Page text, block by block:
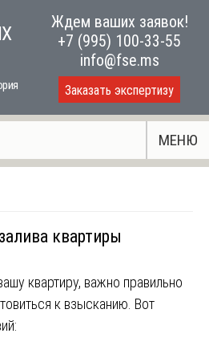
Ждем ваших заявок!
+7 (995) 100-33-55
info@fse.ms
Заказать экспертизу
МЕНЮ
квартиры
квартиру, важно правильно
к взысканию. Вот